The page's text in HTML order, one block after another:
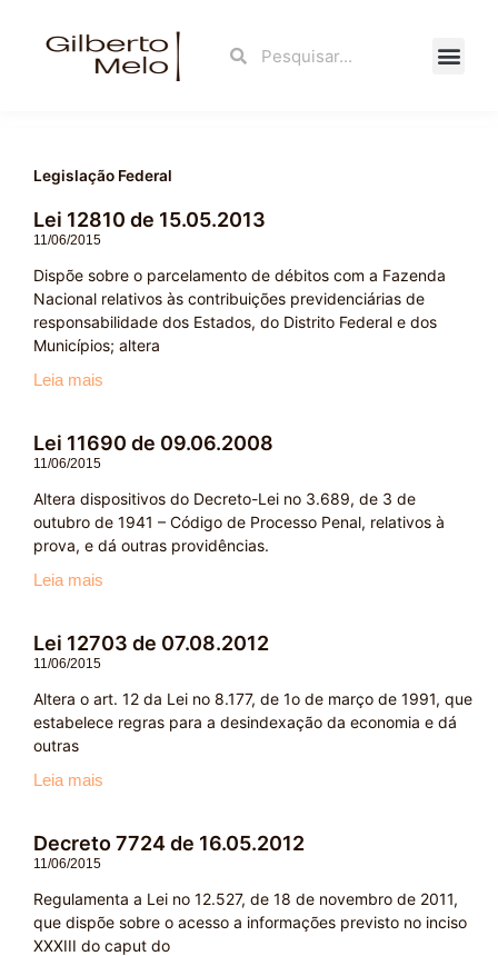
Search
Legislação Federal
Lei 12810 de 15.05.2013
11/06/2015
Dispõe sobre o parcelamento de débitos com a Fazenda
Nacional relativos às contribuições previdenciárias de
responsabilidade dos Estados, do Distrito Federal e dos
Municípios; altera
Leia mais
Lei 11690 de 09.06.2008
11/06/2015
Altera dispositivos do Decreto-Lei no 3.689, de 3 de
outubro de 1941 – Código de Processo Penal, relativos à
prova, e dá outras providências.
Leia mais
Lei 12703 de 07.08.2012
11/06/2015
Altera o art. 12 da Lei no 8.177, de 1o de março de 1991, que
estabelece regras para a desindexação da economia e dá
outras
Leia mais
Decreto 7724 de 16.05.2012
11/06/2015
Regulamenta a Lei no 12.527, de 18 de novembro de 2011,
que dispõe sobre o acesso a informações previsto no inciso
XXXIII do caput do
PagePagePage